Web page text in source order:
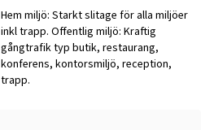
Hem miljö: Starkt slitage för alla miljöer
inkl trapp. Offentlig miljö: Kraftig
gångtrafik typ butik, restaurang,
konferens, kontorsmiljö, reception,
trapp.